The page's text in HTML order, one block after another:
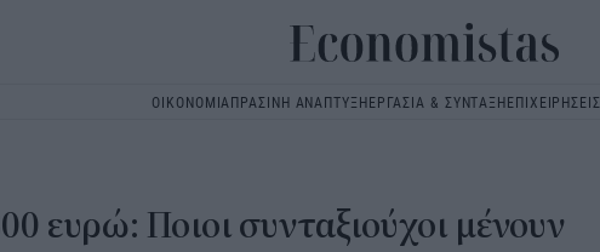
ΟΙΚΟΝΟΜΙΑΠΡΑΣΙΝΗ ΑΝΑΠΤΥΞΗΕΡΓΑΣΙΑ & ΣΥΝΤΑΞΗΕΠΙΧΕΙΡΗΣΕΙΣ
ευρώ: Ποιοι συνταξιούχοι μένουν